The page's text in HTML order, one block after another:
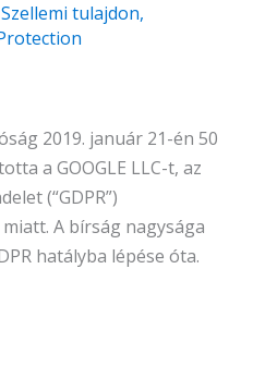
Szellemi tulajdon,
2019. január 21-én 50
a GOOGLE LLC-t, az
(“GDPR”)
A bírság nagysága
hatályba lépése óta.